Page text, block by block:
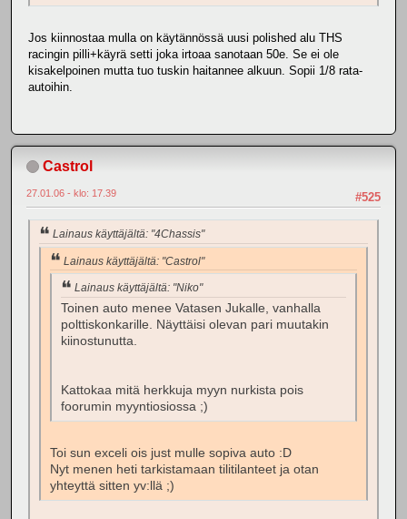
Jos kiinnostaa mulla on käytännössä uusi polished alu THS
racingin pilli+käyrä setti joka irtoaa sanotaan 50e. Se ei ole
kisakelpoinen mutta tuo tuskin haitannee alkuun. Sopii 1/8 rata-
autoihin.
Castrol
#525
27.01.06 - klo: 17.39
Lainaus käyttäjältä: "4Chassis"
Lainaus käyttäjältä: "Castrol"
Lainaus käyttäjältä: "Niko"
Toinen auto menee Vatasen Jukalle, vanhalla
polttiskonkarille. Näyttäisi olevan pari muutakin
kiinostunutta.
Kattokaa mitä herkkuja myyn nurkista pois
foorumin myyntiosiossa ;)
Toi sun exceli ois just mulle sopiva auto :D
Nyt menen heti tarkistamaan tilitilanteet ja otan
yhteyttä sitten yv:llä ;)